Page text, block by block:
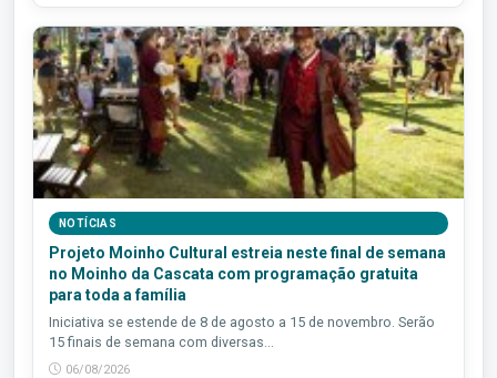
NOTÍCIAS
Projeto Moinho Cultural estreia neste final de semana
no Moinho da Cascata com programação gratuita
para toda a família
Iniciativa se estende de 8 de agosto a 15 de novembro. Serão
15 finais de semana com diversas...
06/08/2026